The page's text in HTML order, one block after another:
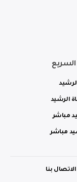
الرشيد
مباشر
مباشر
الاتصال بنا